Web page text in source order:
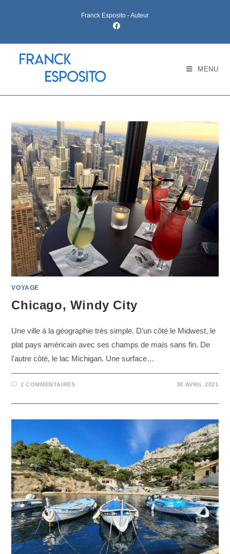
Franck Esposito - Auteur
MENU
VOYAGE
Chicago, Windy City
Une ville à la géographie très simple. D’un côté le Midwest, le
plat pays américain avec ses champs de maïs sans fin. De
l’autre côté, le lac Michigan. Une surface…
2 COMMENTAIRES 30 AVRIL 2021